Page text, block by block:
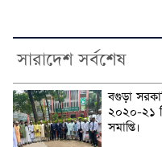
সারাদেশ সর্বশেষ
বগুড়া
২০২০-২১
সমাপ্তি।